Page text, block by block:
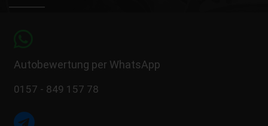
Autobewertung per WhatsApp
0157 - 849 157 78